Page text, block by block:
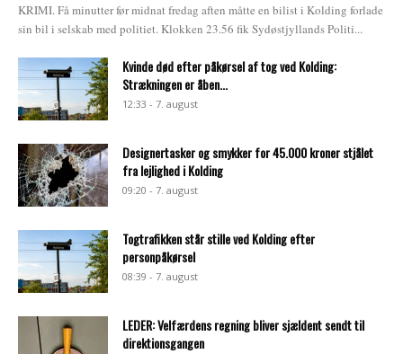
KRIMI. Få minutter før midnat fredag aften måtte en bilist i Kolding forlade
sin bil i selskab med politiet. Klokken 23.56 fik Sydøstjyllands Politi...
Kvinde død efter påkørsel af tog ved Kolding:
Strækningen er åben...
12:33 - 7. august
Designertasker og smykker for 45.000 kroner stjålet
fra lejlighed i Kolding
09:20 - 7. august
Togtrafikken står stille ved Kolding efter
personpåkørsel
08:39 - 7. august
LEDER: Velfærdens regning bliver sjældent sendt til
direktionsgangen